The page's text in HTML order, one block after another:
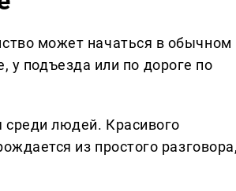
может начаться в обычном
у подъезда или по дороге по
среди людей. Красивого
из простого